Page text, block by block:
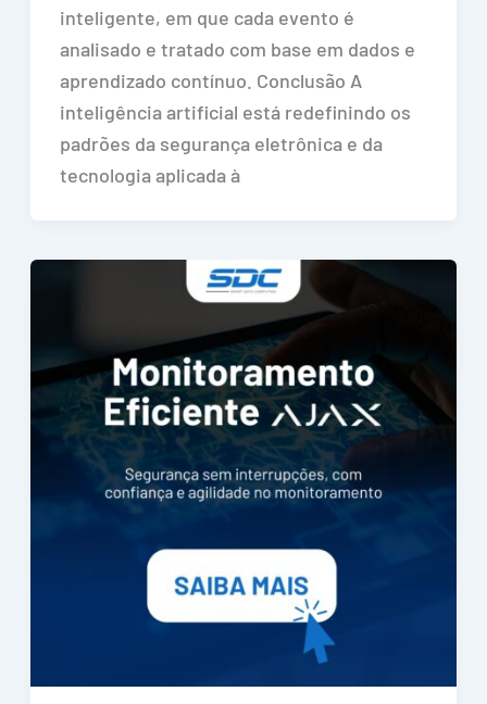
inteligente, em que cada evento é
analisado e tratado com base em dados e
aprendizado contínuo. Conclusão A
inteligência artificial está redefinindo os
padrões da segurança eletrônica e da
tecnologia aplicada à